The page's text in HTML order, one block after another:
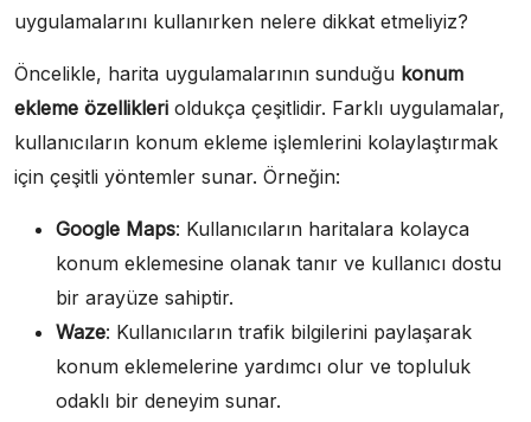
uygulamalarını kullanırken nelere dikkat etmeliyiz?
Öncelikle, harita uygulamalarının sunduğu konum
ekleme özellikleri oldukça çeşitlidir. Farklı uygulamalar,
kullanıcıların konum ekleme işlemlerini kolaylaştırmak
için çeşitli yöntemler sunar. Örneğin:
Google Maps: Kullanıcıların haritalara kolayca
konum eklemesine olanak tanır ve kullanıcı dostu
bir arayüze sahiptir.
Waze: Kullanıcıların trafik bilgilerini paylaşarak
konum eklemelerine yardımcı olur ve topluluk
odaklı bir deneyim sunar.